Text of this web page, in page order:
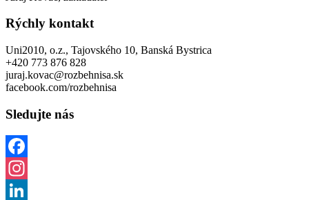
Rýchly kontakt
Uni2010, o.z., Tajovského 10, Banská Bystrica
+420 773 876 828
juraj.kovac@rozbehnisa.sk
facebook.com/rozbehnisa
Sledujte nás
Facebook
Instagram